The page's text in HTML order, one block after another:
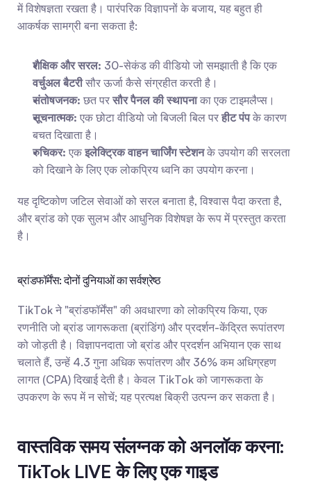
में विशेषज्ञता रखता है। पारंपरिक विज्ञापनों के बजाय, यह बहुत ही
आकर्षक सामग्री बना सकता है:
शैक्षिक और सरल:
वर्चुअल बैटरी सौर ऊर्जा कैसे संग्रहीत करती है।
संतोषजनक: छत पर सौर पैनल की स्थापना का एक टाइमलैप्स।
सूचनात्मक: एक छोटा वीडियो जो बिजली बिल पर हीट पंप के कारण
बचत दिखाता है।
रुचिकर: एक इलेक्ट्रिक वाहन चार्जिंग स्टेशन के उपयोग की सरलता
को दिखाने के लिए एक लोकप्रिय ध्वनि का उपयोग करना।
यह दृष्टिकोण जटिल सेवाओं को सरल बनाता है, विश्वास पैदा करता है,
और ब्रांड को एक सुलभ और आधुनिक विशेषज्ञ के रूप में प्रस्तुत करता
है।
ब्रांडफॉर्मेंस: दोनों दुनियाओं का सर्वश्रेष्ठ
TikTok ने "ब्रांडफॉर्मेंस" की अवधारणा को लोकप्रिय किया, एक
रणनीति जो ब्रांड जागरूकता (ब्रांडिंग) और प्रदर्शन-केंद्रित रूपांतरण
को जोड़ती है। विज्ञापनदाता जो ब्रांड और प्रदर्शन अभियान एक साथ
चलाते हैं, उन्हें 4.3 गुना अधिक रूपांतरण और 36% कम अधिग्रहण
लागत (CPA) दिखाई देती है। केवल TikTok को जागरूकता के
उपकरण के रूप में न सोचें; यह प्रत्यक्ष बिक्री उत्पन्न कर सकता है।
वास्तविक समय संलग्नक को अनलॉक करना:
TikTok LIVE के लिए एक गाइड